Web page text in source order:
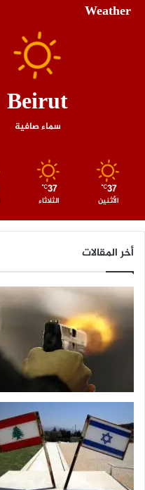
Weather
Beirut
سماء صافية
37
℃
الأثنين
37
℃
الثلاثاء
أخر المقالات